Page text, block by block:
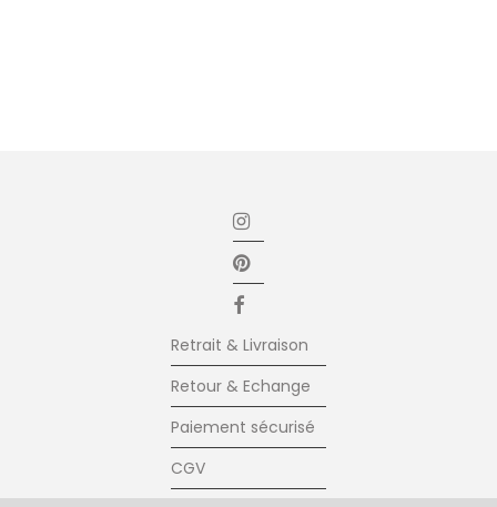
Retrait & Livraison
Retour & Echange
Paiement sécurisé
CGV